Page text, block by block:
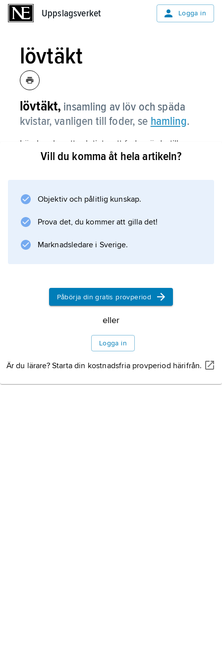
Uppslagsverket Logga in
lövtäkt
lövtäkt, insamling av löv och späda
kvistar, vanligen till foder, se hamling.
Löv kan ha ett relativt gott fodervärde till
växtätande djur. För vissa djurarter, t.ex. getter
fodret. Utfodring med löv är vanlig i olika
buskar och träd för
Vill du komma åt hela artikeln?
Objektiv och pålitlig kunskap.
Prova det, du kommer att gilla det!
Marknadsledare i Sverige.
Påbörja din gratis provperiod
eller
Logga in
Är du lärare? Starta din kostnadsfria provperiod härifrån.